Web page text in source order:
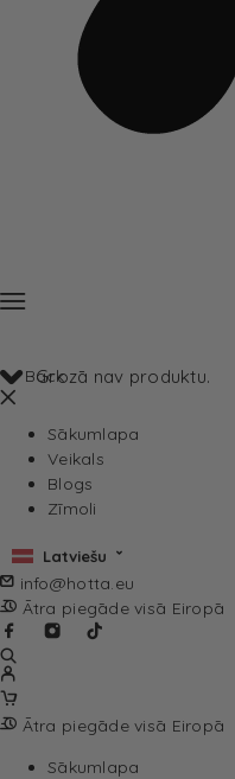
Grozā nav produktu.
Back
Sākumlapa
Veikals
Blogs
Zīmoli
Latviešu
info@hotta.eu
Ātra piegāde visā Eiropā
Ātra piegāde visā Eiropā
Sākumlapa